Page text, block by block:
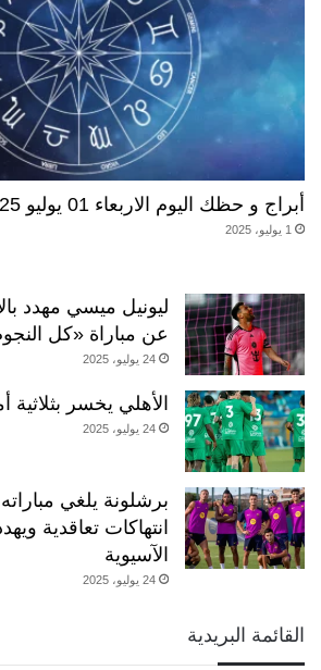
أبراج و حظك اليوم الاربعاء 01 يوليو 2025
1 يوليو، 2025
ليونيل ميسي مهدد
عن مباراة «كل
24 يوليو، 2025
الأهلي يخسر بثلاثية
24 يوليو، 2025
برشلونة يلغي
انتهاكات تعاقدية
الآسيوية
24 يوليو، 2025
القائمة البريدية